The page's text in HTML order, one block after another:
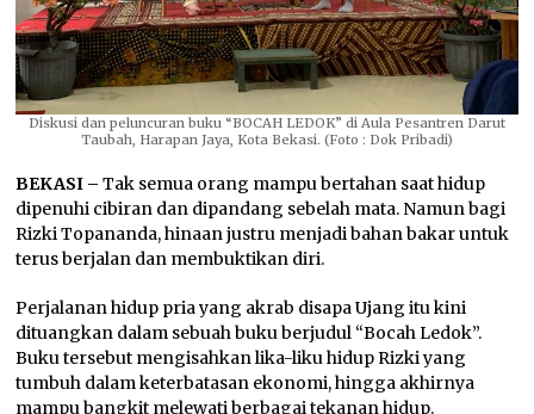
Diskusi dan peluncuran buku “BOCAH LEDOK” di Aula Pesantren Darut
Taubah, Harapan Jaya, Kota Bekasi. (Foto : Dok Pribadi)
BEKASI – Tak semua orang mampu bertahan saat hidup
dipenuhi cibiran dan dipandang sebelah mata. Namun bagi
Rizki Topananda, hinaan justru menjadi bahan bakar untuk
terus berjalan dan membuktikan diri.
Perjalanan hidup pria yang akrab disapa Ujang itu kini
dituangkan dalam sebuah buku berjudul “Bocah Ledok”.
Buku tersebut mengisahkan lika-liku hidup Rizki yang
tumbuh dalam keterbatasan ekonomi, hingga akhirnya
mampu bangkit melewati berbagai tekanan hidup.